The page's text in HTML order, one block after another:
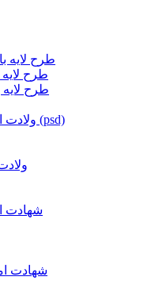
طرح لایه
طرح لایه
طرح لایه
ولادت امام حسن عسکری (psd)
شهادت
شهادت